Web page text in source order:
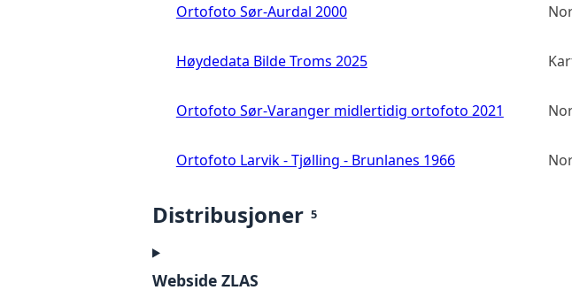
Ortofoto Sør-Aurdal 2000
Høydedata Bilde Troms 2025
Ortofoto Sør-Varanger midlertidig ortofoto 2021
Ortofoto Larvik - Tjølling - Brunlanes 1966
Distribusjoner 5
Webside ZLAS